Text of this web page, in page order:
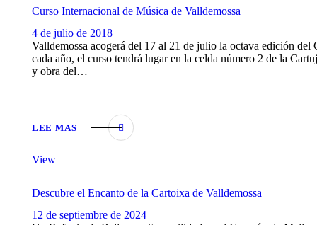
Curso Internacional de Música de Valldemossa
4 de julio de 2018
Valldemossa acogerá del 17 al 21 de julio la octava edición
cada año, el curso tendrá lugar en la celda número 2 de la
y obra del…
LEE MAS
View
Descubre el Encanto de la Cartoixa de Valldemossa
12 de septiembre de 2024